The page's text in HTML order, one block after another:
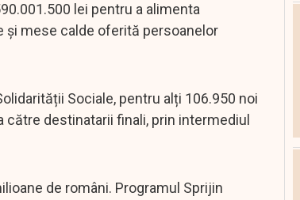
lei pentru a alimenta
și mese calde oferită persoanelor
Sociale, pentru alți 106.950 noi
destinatarii finali, prin intermediul
de români. Programul Sprijin